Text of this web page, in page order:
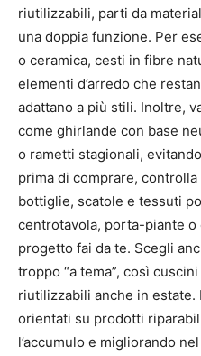
riutilizzabili, parti da
una doppia funzione. Per
o ceramica, cesti in fibre
elementi d’arredo che
adattano a più stili. Inoltre,
come ghirlande con base
o rametti stagionali,
prima di comprare,
bottiglie, scatole e tessuti
centrotavola, porta-piante
progetto fai da te. Scegli
troppo “a tema”, così
riutilizzabili anche in estate.
orientati su prodotti
l’accumulo e migliorando